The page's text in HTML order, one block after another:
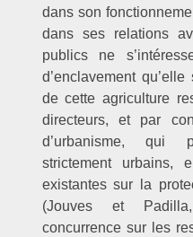
dans son
dans ses relations
publics ne
d’enclavement
de cette agriculture
directeurs, et par
d’urbanisme, qui
strictement urbains,
existantes sur la
(Jouves et
concurrence sur les